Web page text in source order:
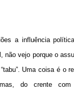
a influência
não vejo porque o
Uma coisa é o
do crente